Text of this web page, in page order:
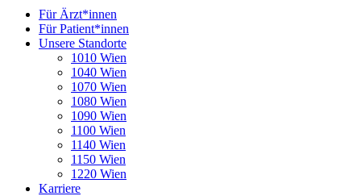
Für Ärzt*innen
Für Patient*innen
Unsere Standorte
1010 Wien
1040 Wien
1070 Wien
1080 Wien
1090 Wien
1100 Wien
1140 Wien
1150 Wien
1220 Wien
Karriere